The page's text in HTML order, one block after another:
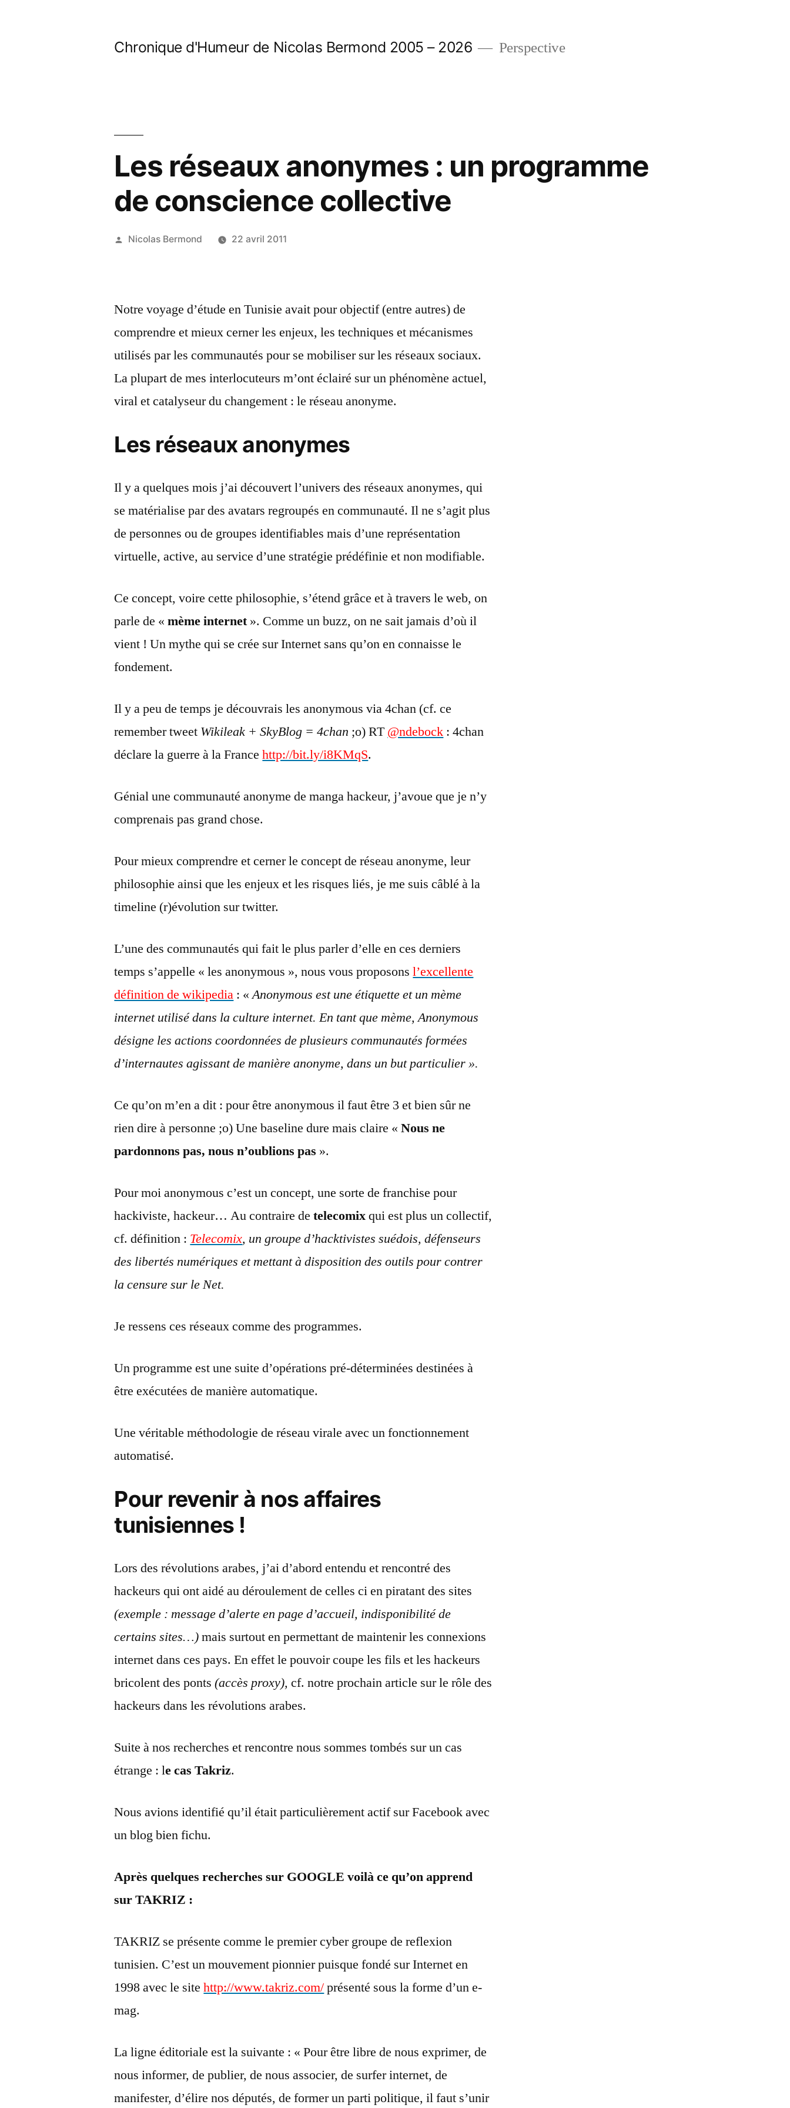
Chronique d'Humeur de Nicolas Bermond 2005 – 2026 Perspective
Les réseaux anonymes : un programme
de conscience collective
Publié
Nicolas Bermond 22 avril 2011
Notre voyage d’étude en Tunisie avait pour objectif (entre autres) de
comprendre et mieux cerner les enjeux, les techniques et mécanismes
utilisés par les communautés pour se mobiliser sur les réseaux sociaux.
La plupart de mes interlocuteurs m’ont éclairé sur un phénomène actuel,
viral et catalyseur du changement : le réseau anonyme.
Les réseaux anonymes
Il y a quelques mois j’ai découvert l’univers des réseaux anonymes, qui
se matérialise par des avatars regroupés en communauté. Il ne s’agit plus
de personnes ou de groupes identifiables mais d’une représentation
virtuelle, active, au service d’une stratégie prédéfinie et non modifiable.
Ce concept, voire cette philosophie, s’étend grâce et à travers le web, on
parle de «mème internet». Comme un buzz, on ne sait jamais d’où il
vient ! Un mythe qui se crée sur Internet sans qu’on en connaisse le
fondement.
Il y a peu de temps je découvrais les anonymous via 4chan (cf. ce
remember tweet Wikileak + SkyBlog = 4chan ;o) RT @ndebock : 4chan
déclare la guerre à la Francehttp://bit.ly/i8KMqS.
Génial une communauté anonyme de manga hackeur, j’avoue que je n’y
comprenais pas grand chose.
Pour mieux comprendre et cerner le concept de réseau anonyme, leur
philosophie ainsi que les enjeux et les risques liés, je me suis câblé à la
timeline (r)évolution sur twitter.
L’une des communautés qui fait le plus parler d’elle en ces derniers
temps s’appelle « les anonymous », nous vous proposonsl’excellente
définition de wikipedia : «Anonymous est une étiquette et un mème
internet utilisé dans la culture internet. En tant que mème, Anonymous
désigne les actions coordonnées de plusieurs communautés formées
d’internautes agissant de manière anonyme, dans un but particulier ».
Ce qu’on m’en a dit : pour être anonymous il faut être 3 et bien sûr ne
rien dire à personne ;o) Une baseline dure mais claire «Nous ne
pardonnons pas, nous n’oublions pas ».
Pour moi anonymous c’est un concept, une sorte de franchise pour
hackiviste, hackeur… Au contraire detelecomixqui est plus un collectif,
cf. définition : Telecomix, un groupe d’hacktivistes suédois, défenseurs
des libertés numériques et mettant à disposition des outils pour contrer
la censure sur le Net.
Je ressens ces réseaux comme des programmes.
Un programme est une suite d’opérations pré-déterminées destinées à
être exécutées de manière automatique.
Une véritable méthodologie de réseau virale avec un fonctionnement
automatisé.
Pour revenir à nos affaires
tunisiennes !
Lors des révolutions arabes, j’ai d’abord entendu et rencontré des
hackeurs qui ont aidé au déroulement de celles ci en piratant des sites
(exemple : message d’alerte en page d’accueil, indisponibilité de
certains sites…)mais surtout en permettant de maintenir les connexions
internet dans ces pays. En effet le pouvoir coupe les fils et les hackeurs
bricolent des ponts(accès proxy), cf. notre prochain article sur le rôle des
hackeurs dans les révolutions arabes.
Suite à nos recherches et rencontre nous sommes tombés sur un cas
étrange : le cas Takriz.
Nous avions identifié qu’il était particulièrement actif sur Facebook avec
un blog bien fichu.
Après quelques recherches sur GOOGLE voilà ce qu’on apprend
sur TAKRIZ :
TAKRIZ se présente comme le premier cyber groupe de reflexion
tunisien. C’est un mouvement pionnier puisque fondé sur Internet en
1998 avec le sitehttp://www.takriz.com/présenté sous la forme d’un e-
mag.
La ligne éditoriale est la suivante : « Pour être libre de nous exprimer, de
nous informer, de publier, de nous associer, de surfer internet, de
manifester, d’élire nos députés, de former un parti politique, il faut s’unir